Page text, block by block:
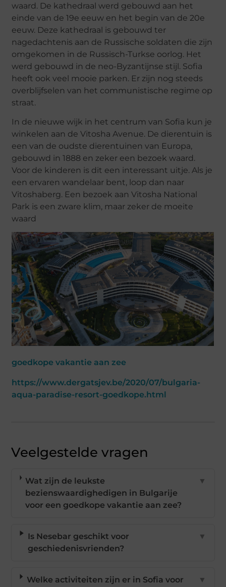
waard. De kathedraal werd gebouwd aan het
einde van de 19e eeuw en het begin van de 20e
eeuw. Deze kathedraal is gebouwd ter
nagedachtenis aan de Russische soldaten die zijn
omgekomen in de Russisch-Turkse oorlog. Het
werd gebouwd in de neo-Byzantijnse stijl. Sofia
heeft ook veel mooie parken. Er zijn nog steeds
overblijfselen van het communistische regime op
straat.
In de nieuwe wijk in het centrum van Sofia kun je
winkelen aan de Vitosha Avenue. De dierentuin is
een van de oudste dierentuinen van Europa,
gebouwd in 1888 en zeker een bezoek waard.
Voor de kinderen is dit een interessant uitje. Als je
een ervaren wandelaar bent, loop dan naar
Vitoshaberg. Een bezoek aan Vitosha National
Park is een zware klim, maar zeker de moeite
waard
goedkope vakantie aan zee
https://www.dergatsjev.be/2020/07/bulgaria-
aqua-paradise-resort-goedkope.html
Veelgestelde vragen
Wat zijn de leukste
bezienswaardighedigen in Bulgarije
voor een goedkope vakantie aan zee?
▼
Is Nesebar geschikt voor
geschiedenisvrienden?
▼
Welke activiteiten zijn er in Sofia voor
▼